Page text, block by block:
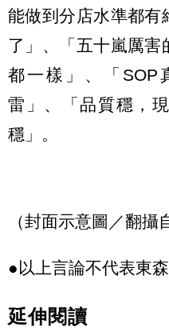
能做到分店水準都有
了」、「五十嵐厲害
都一樣」、「SOP
雷」、「品質穩，
穩」。
（封面示意圖／翻攝
●以上言論不代表東
延伸閱讀